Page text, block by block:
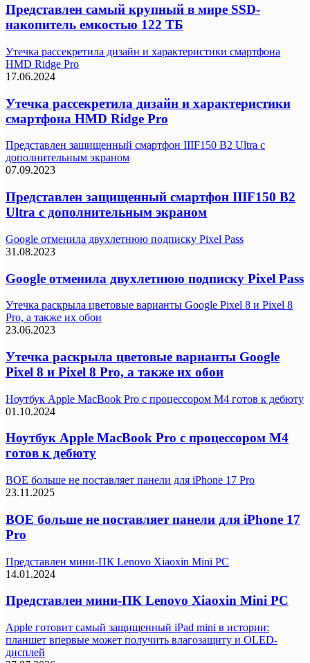
Представлен самый крупный в мире SSD-
накопитель емкостью 122 ТБ
Утечка рассекретила дизайн и характеристики смартфона
HMD Ridge Pro
17.06.2024
Утечка рассекретила дизайн и характеристики
смартфона HMD Ridge Pro
Представлен защищенный смартфон IIIF150 B2 Ultra с
дополнительным экраном
07.09.2023
Представлен защищенный смартфон IIIF150 B2
Ultra с дополнительным экраном
Google отменила двухлетнюю подписку Pixel Pass
31.08.2023
Google отменила двухлетнюю подписку Pixel Pass
Утечка раскрыла цветовые варианты Google Pixel 8 и Pixel 8
Pro, а также их обои
23.06.2023
Утечка раскрыла цветовые варианты Google
Pixel 8 и Pixel 8 Pro, а также их обои
Ноутбук Apple MacBook Pro с процессором M4 готов к дебюту
01.10.2024
Ноутбук Apple MacBook Pro с процессором M4
готов к дебюту
BOE больше не поставляет панели для iPhone 17 Pro
23.11.2025
BOE больше не поставляет панели для iPhone 17
Pro
Представлен мини-ПК Lenovo Xiaoxin Mini PC
14.01.2024
Представлен мини-ПК Lenovo Xiaoxin Mini PC
Apple готовит самый защищенный iPad mini в истории:
планшет впервые может получить влагозащиту и OLED-
дисплей